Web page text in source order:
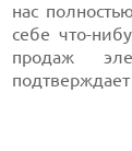
нас
себе что-
продаж